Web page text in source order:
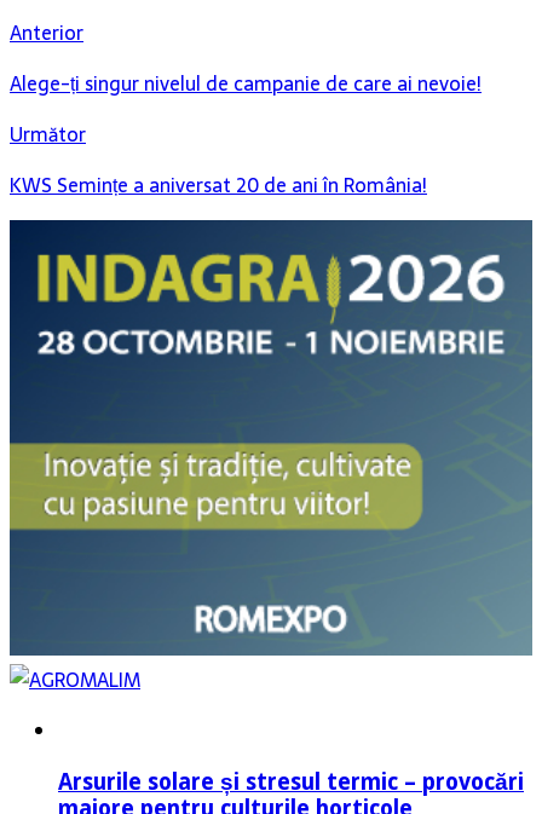
Anterior
Alege-ți singur nivelul de campanie de care ai nevoie!
Următor
KWS Semințe a aniversat 20 de ani în România!
Arsurile solare și stresul termic – provocări
majore pentru culturile horticole